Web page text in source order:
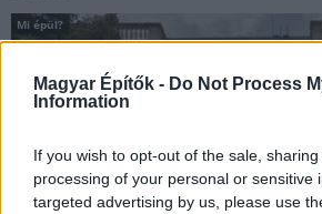
Magyar Építők - Do Not Process
Information
If you wish to opt-out of the sale,
processing of your personal or sensitive
targeted advertising by us, please use
Mi épül?